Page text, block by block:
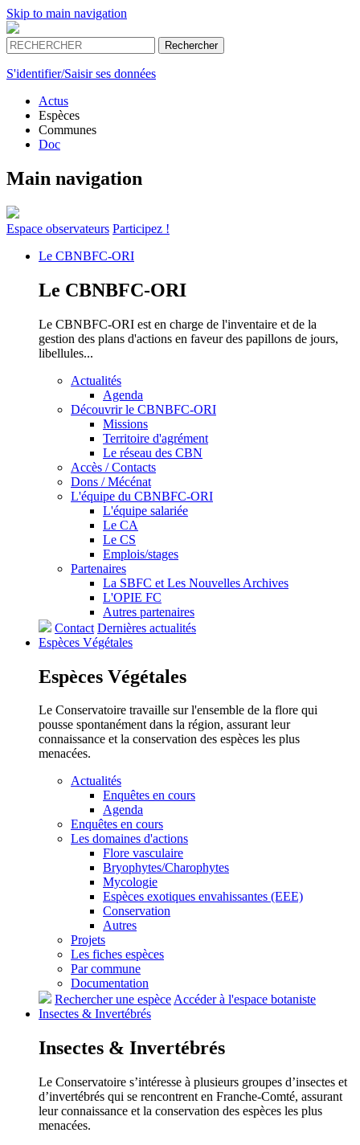
Skip to main navigation
S'identifier/Saisir ses données
Actus
Espèces
Communes
Doc
Main navigation
Espace observateurs Participez !
Le CBNBFC-ORI
Le CBNBFC-ORI
Le CBNBFC-ORI est en charge de l'inventaire et de la
gestion des plans d'actions en faveur des papillons de jours,
libellules...
Actualités
Agenda
Découvrir le CBNBFC-ORI
Missions
Territoire d'agrément
Le réseau des CBN
Accès / Contacts
Dons / Mécénat
L'équipe du CBNBFC-ORI
L'équipe salariée
Le CA
Le CS
Emplois/stages
Partenaires
La SBFC et Les Nouvelles Archives
L'OPIE FC
Autres partenaires
Contact Dernières actualités
Espèces Végétales
Espèces Végétales
Le Conservatoire travaille sur l'ensemble de la flore qui
pousse spontanément dans la région, assurant leur
connaissance et la conservation des espèces les plus
menacées.
Actualités
Enquêtes en cours
Agenda
Enquêtes en cours
Les domaines d'actions
Flore vasculaire
Bryophytes/Charophytes
Mycologie
Espèces exotiques envahissantes (EEE)
Conservation
Autres
Projets
Les fiches espèces
Par commune
Documentation
Rechercher une espèceAccéder à l'espace botaniste
Insectes & Invertébrés
Insectes & Invertébrés
Le Conservatoire s’intéresse à plusieurs groupes d’insectes et
d’invertébrés qui se rencontrent en Franche-Comté, assurant
leur connaissance et la conservation des espèces les plus
menacées.